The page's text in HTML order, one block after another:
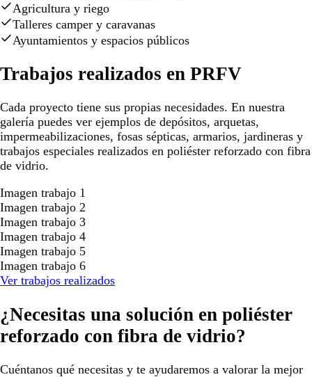
Agricultura y riego
Talleres camper y caravanas
Ayuntamientos y espacios públicos
Trabajos realizados en PRFV
Cada proyecto tiene sus propias necesidades. En nuestra
galería puedes ver ejemplos de depósitos, arquetas,
impermeabilizaciones, fosas sépticas, armarios, jardineras y
trabajos especiales realizados en poliéster reforzado con fibra
de vidrio.
Imagen trabajo 1
Imagen trabajo 2
Imagen trabajo 3
Imagen trabajo 4
Imagen trabajo 5
Imagen trabajo 6
Ver trabajos realizados
¿Necesitas una solución en poliéster
reforzado con fibra de vidrio?
Cuéntanos qué necesitas y te ayudaremos a valorar la mejor